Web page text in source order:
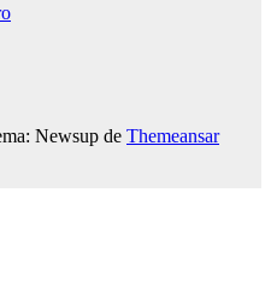
Newsup de Themeansar